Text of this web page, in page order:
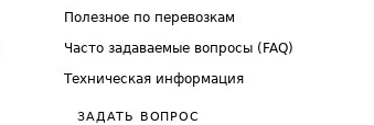
Полезное по перевозкам
Часто задаваемые вопросы (FAQ)
Техническая информация
ЗАДАТЬ ВОПРОС